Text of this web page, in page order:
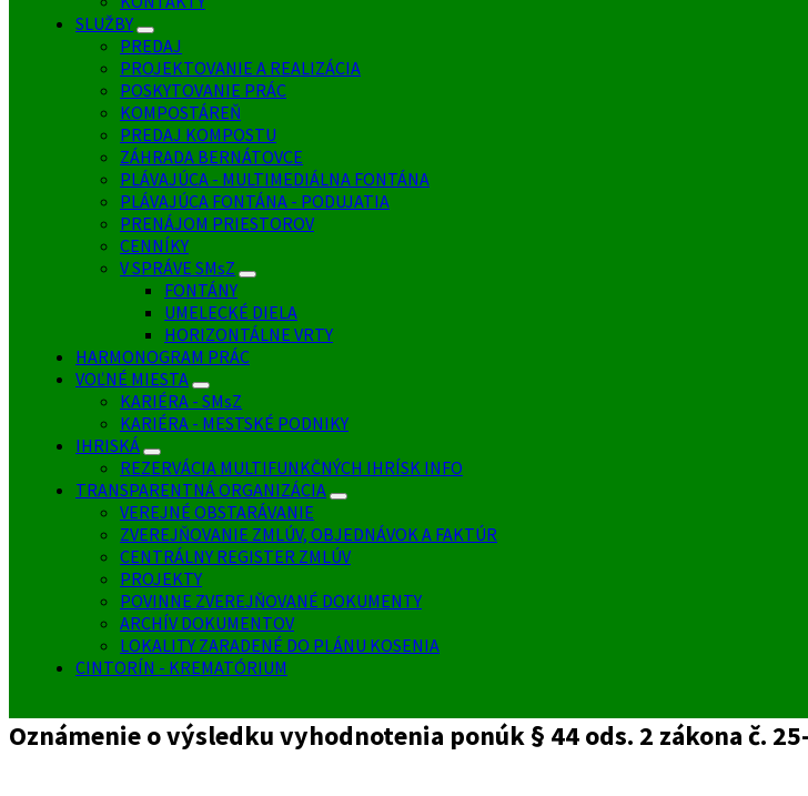
SLUŽBY
PREDAJ
PROJEKTOVANIE A REALIZÁCIA
POSKYTOVANIE PRÁC
KOMPOSTÁREŇ
PREDAJ KOMPOSTU
ZÁHRADA BERNÁTOVCE
PLÁVAJÚCA - MULTIMEDIÁLNA FONTÁNA
PLÁVAJÚCA FONTÁNA - PODUJATIA
PRENÁJOM PRIESTOROV
CENNÍKY
V SPRÁVE SMsZ
FONTÁNY
UMELECKÉ DIELA
HORIZONTÁLNE VRTY
HARMONOGRAM PRÁC
VOĽNÉ MIESTA
KARIÉRA - SMsZ
KARIÉRA - MESTSKÉ PODNIKY
IHRISKÁ
REZERVÁCIA MULTIFUNKČNÝCH IHRÍSK INFO
TRANSPARENTNÁ ORGANIZÁCIA
VEREJNÉ OBSTARÁVANIE
ZVEREJŇOVANIE ZMLÚV, OBJEDNÁVOK A FAKTÚR
CENTRÁLNY REGISTER ZMLÚV
PROJEKTY
POVINNE ZVEREJŇOVANÉ DOKUMENTY
ARCHÍV DOKUMENTOV
LOKALITY ZARADENÉ DO PLÁNU KOSENIA
CINTORÍN - KREMATÓRIUM
Oznámenie o výsledku vyhodnotenia ponúk § 44 ods. 2 zákona č.